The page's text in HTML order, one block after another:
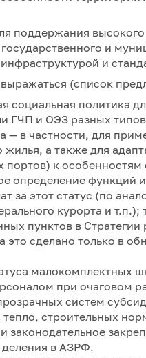
поддержания
и
и
(список
социальная политика
ГЧП и ОЭЗ разных
— в частности, для
жилья, а также для
портов) к особенностям
определение функций
за этот статус (по
курорта и
пунктов в
это сделано только в
малокомплектных
при очаговом
систем
строительных
законодательное
в АЗРФ.